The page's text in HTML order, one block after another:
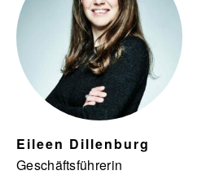
Kontakt
English
Eileen Dillenburg
Geschäftsführerin